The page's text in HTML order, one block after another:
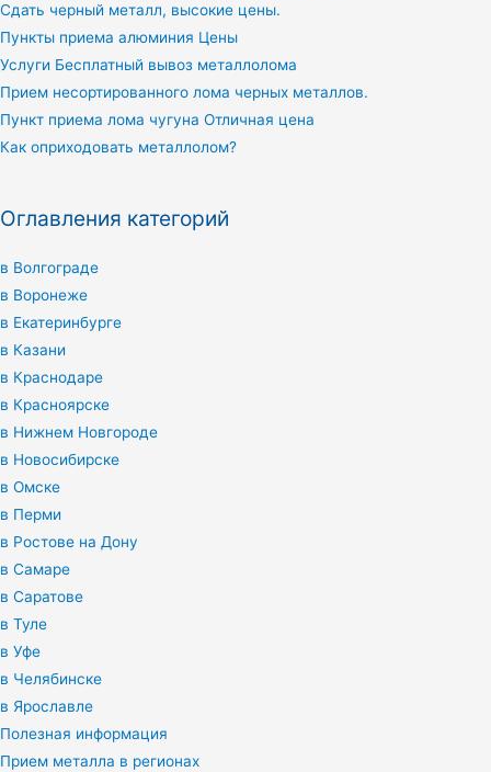
Сдать черный металл, высокие цены.
Пункты приема алюминия Цены
Услуги Бесплатный вывоз металлолома
Прием несортированного лома черных металлов.
Пункт приема лома чугуна Отличная цена
Как оприходовать металлолом?
Оглавления категорий
в Волгограде
в Воронеже
в Екатеринбурге
в Казани
в Краснодаре
в Красноярске
в Нижнем Новгороде
в Новосибирске
в Омске
в Перми
в Ростове на Дону
в Самаре
в Саратове
в Туле
в Уфе
в Челябинске
в Ярославле
Полезная информация
Прием металла в регионах